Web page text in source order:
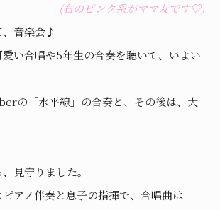
(右のピンク系がママ友です♡)
、音楽会♪
い合唱や5年生の合奏を聴いて、いよい
の「水平線」の合奏と、その後は、大
見守りました。
アノ伴奏と息子の指揮で、合唱曲は